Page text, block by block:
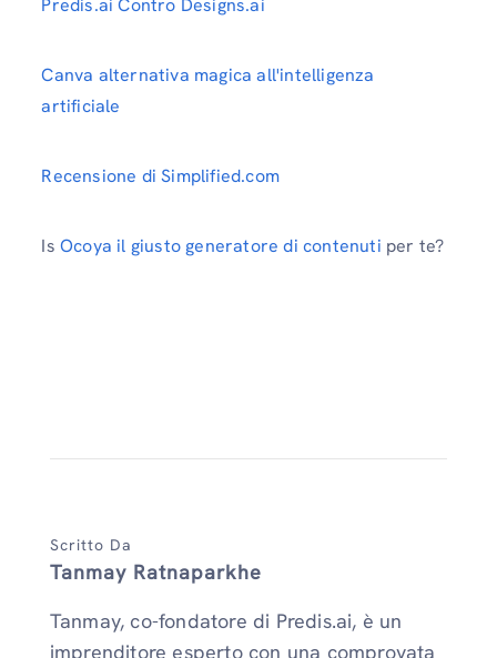
Predis.ai Contro Designs.ai
Canva alternativa magica all'intelligenza
artificiale
Recensione di Simplified.com
Is Ocoya il giusto generatore di contenuti per te?
Scritto Da
Tanmay Ratnaparkhe
Tanmay, co-fondatore di Predis.ai, è un
imprenditore esperto con una comprovata